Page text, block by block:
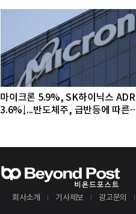
마이크론 5.9%, SK하이닉스 ADR
3.6%↓...반도체주, 급반등에 따른
회사소개 기사제보 광고문의